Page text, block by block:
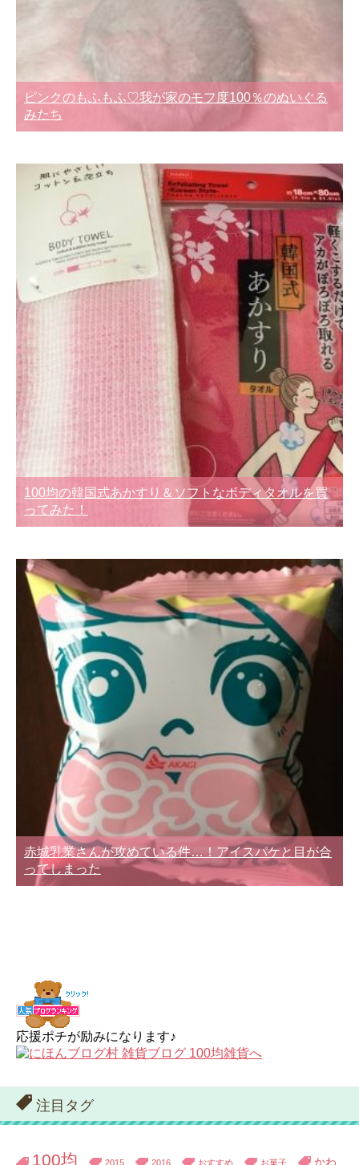
ピンクのもふもふ♡我が家のモフ度100％のぬいぐる
みたち
100均の韓国式あかすり＆ソフトなボディタオルを買
ってみた！
赤城乳業さんが攻めている件…！アイスパケと目が合
ってしまった
応援ポチが励みになります♪
注目タグ
100均 2015 2016 おすすめ お菓子 かわ